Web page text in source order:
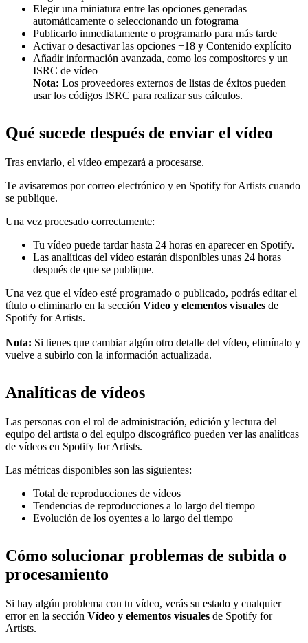
Elegir una miniatura entre las opciones generadas
automáticamente o seleccionando un fotograma
Publicarlo inmediatamente o programarlo para más tarde
Activar o desactivar las opciones +18 y Contenido explícito
Añadir información avanzada, como los compositores y un
ISRC de vídeo
Nota: Los proveedores externos de listas de éxitos pueden
usar los códigos ISRC para realizar sus cálculos.
Qué sucede después de enviar el vídeo
Tras enviarlo, el vídeo empezará a procesarse.
Te avisaremos por correo electrónico y en Spotify for Artists cuando
se publique.
Una vez procesado correctamente:
Tu vídeo puede tardar hasta 24 horas en aparecer en Spotify.
Las analíticas del vídeo estarán disponibles unas 24 horas
después de que se publique.
Una vez que el vídeo esté programado o publicado, podrás editar el
título o eliminarlo en la sección Vídeo y elementos visuales de
Spotify for Artists.
Nota: Si tienes que cambiar algún otro detalle del vídeo, elimínalo y
vuelve a subirlo con la información actualizada.
Analíticas de vídeos
Las personas con el rol de administración, edición y lectura del
equipo del artista o del equipo discográfico pueden ver las analíticas
de vídeos en Spotify for Artists.
Las métricas disponibles son las siguientes:
Total de reproducciones de vídeos
Tendencias de reproducciones a lo largo del tiempo
Evolución de los oyentes a lo largo del tiempo
Cómo solucionar problemas de subida o
procesamiento
Si hay algún problema con tu vídeo, verás su estado y cualquier
error en la sección Vídeo y elementos visuales de Spotify for
Artists.